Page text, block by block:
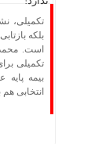
تکمیلی،
بلکه
است.
تکمیلی
بیمه
انتخابی